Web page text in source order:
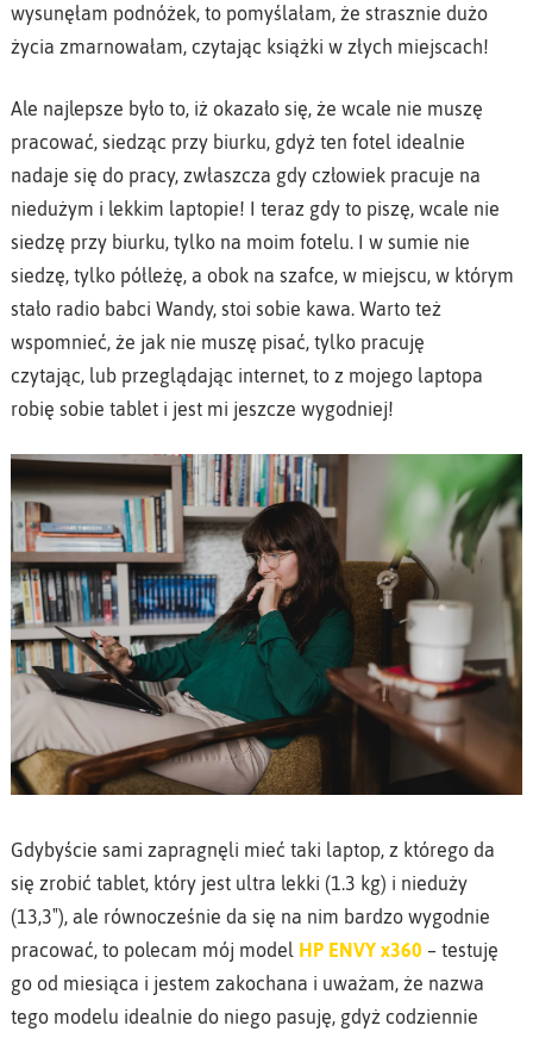
wysunęłam podnóżek, to pomyślałam, że strasznie dużo
życia zmarnowałam, czytając książki w złych miejscach!
Ale najlepsze było to, iż okazało się, że wcale nie muszę
pracować, siedząc przy biurku, gdyż ten fotel idealnie
nadaje się do pracy, zwłaszcza gdy człowiek pracuje na
niedużym i lekkim laptopie! I teraz gdy to piszę, wcale nie
siedzę przy biurku, tylko na moim fotelu. I w sumie nie
siedzę, tylko półleżę, a obok na szafce, w miejscu, w którym
stało radio babci Wandy, stoi sobie kawa. Warto też
wspomnieć, że jak nie muszę pisać, tylko pracuję
czytając, lub przeglądając internet, to z mojego laptopa
robię sobie tablet i jest mi jeszcze wygodniej!
Gdybyście sami zapragnęli mieć taki laptop, z którego da
się zrobić tablet, który jest ultra lekki (1.3 kg) i nieduży
(13,3″), ale równocześnie da się na nim bardzo wygodnie
pracować, to polecam mój model HP ENVY x360 – testuję
go od miesiąca i jestem zakochana i uważam, że nazwa
tego modelu idealnie do niego pasuję, gdyż codziennie